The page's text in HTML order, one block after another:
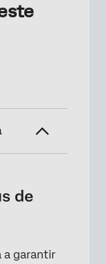
teste
de
a garantir